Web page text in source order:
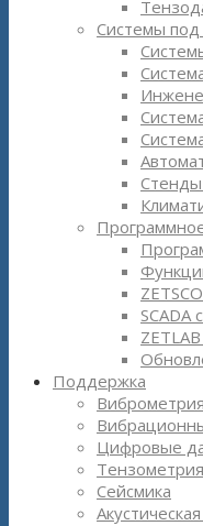
Системы под
Стенды
SCADA
Поддержка
Цифровые
Тензометрия
Сейсмика